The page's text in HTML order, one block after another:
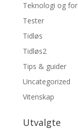
Teknologi og
Tester
Tidløs
Tidløs2
Tips & guider
Uncategorized
Vitenskap
Utvalgte